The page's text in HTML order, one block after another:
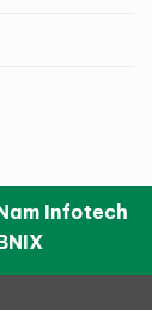
Infotech